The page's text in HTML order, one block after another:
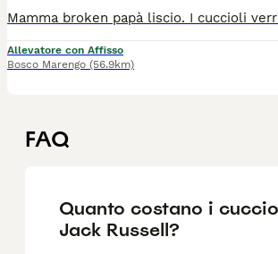
Allevatore con Affisso
Bosco Marengo (56.9km)
FAQ
Quanto costano i
Jack Russell?